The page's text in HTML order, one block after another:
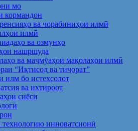
мо
кормандон
ва чорабиниҳои илмӣ
илмӣ
ва озмунҳо
нашршуда
ва маҷмӯаҳои мақолаҳои илмӣ
“Иқтисод ва тиҷорат”
илм бо истеҳсолот
ва ихтироот
сиёсӣ
инноватсионӣ